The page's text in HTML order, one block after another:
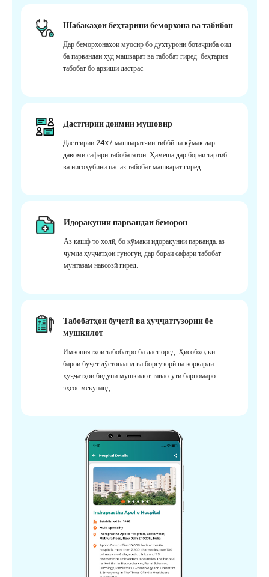
Шабакаҳои беҳтарини беморхона ва табибон
Дар беморхонаҳои муосир бо духтурони ботаҷриба оид
ба парвандаи худ машварат ва табобат гиред. беҳтарин
табобат бо арзиши дастрас.
Дастгирии доимии мушовир
Дастгирии 24x7 машваратчии тиббӣ ва кӯмак дар
давоми сафари табобататон. Ҳамеша дар бораи тартиб
ва нигоҳубини пас аз табобат машварат гиред.
Идоракунии парвандаи беморон
Аз кашф то холӣ, бо кӯмаки идоракунии парванда, аз
ҷумла ҳуҷҷатҳои гуногун, дар бораи сафари табобат
мунтазам навсозӣ гиред.
Табобатҳои буҷетӣ ва ҳуҷҷатгузории бе
мушкилот
Имкониятҳои табобатро ба даст оред. Ҳисобҳо, ки
барои буҷет дӯстонаанд ва боргузорӣ ва коркарди
ҳуҷҷатҳои бидуни мушкилот тавассути барномаро
эҳсос мекунанд.